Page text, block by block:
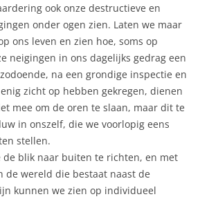
ook onze destructieve en
onder ogen zien. Laten we maar
ons leven en zien hoe, soms op
neigingen in ons dagelijks gedrag een
na een grondige inspectie en
zicht op hebben gekregen, dienen
mee om de oren te slaan, maar dit te
in onszelf, die we voorlopig eens
stellen.
de blik naar buiten te richten, en met
de wereld die bestaat naast de
kunnen we zien op individueel